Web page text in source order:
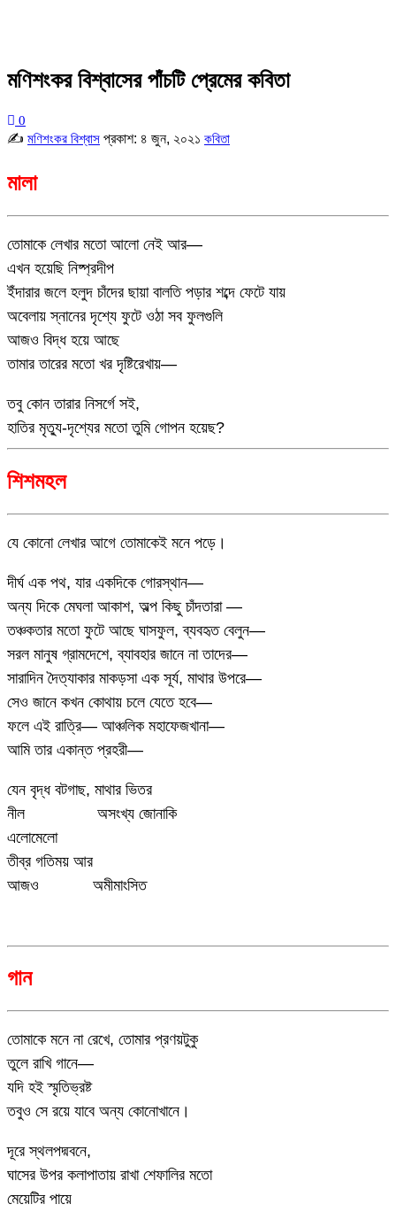
মণিশংকর বিশ্বাসের পাঁচটি প্রেমের কবিতা
0
✍ মণিশংকর বিশ্বাস প্রকাশ: ৪ জুন, ২০২১ কবিতা
মালা
তোমাকে লেখার মতো আলো নেই আর—
এখন হয়েছি নিষ্প্রদীপ
ইঁদারার জলে হলুদ চাঁদের ছায়া বালতি পড়ার শব্দে ফেটে যায়
অবেলায় স্নানের দৃশ্যে ফুটে ওঠা সব ফুলগুলি
আজও বিদ্ধ হয়ে আছে
তামার তারের মতো খর দৃষ্টিরেখায়—
তবু কোন তারার নিসর্গে সই,
হাতির মৃত্যু-দৃশ্যের মতো তুমি গোপন হয়েছ?
শিশমহল
যে কোনো লেখার আগে তোমাকেই মনে পড়ে।
দীর্ঘ এক পথ, যার একদিকে গোরস্থান—
অন্য দিকে মেঘলা আকাশ, অল্প কিছু চাঁদতারা —
তঞ্চকতার মতো ফুটে আছে ঘাসফুল, ব্যবহৃত বেলুন—
সরল মানুষ গ্রামদেশে, ব্যাবহার জানে না তাদের—
সারাদিন দৈত্যাকার মাকড়সা এক সূর্য, মাথার উপরে—
সেও জানে কখন কোথায় চলে যেতে হবে—
ফলে এই রাত্রি— আঞ্চলিক মহাফেজখানা—
আমি তার একান্ত প্রহরী—
যেন বৃদ্ধ বটগাছ, মাথার ভিতর
নীল
অসংখ্য জোনাকি
এলোমেলো
তীব্র গতিময় আর
আজও
অমীমাংসিত
গান
তোমাকে মনে না রেখে, তোমার প্রণয়টুকু
তুলে রাখি গানে—
যদি হই স্মৃতিভ্রষ্ট
তবুও সে রয়ে যাবে অন্য কোনোখানে।
দূরে স্থলপদ্মবনে,
ঘাসের উপর কলাপাতায় রাখা শেফালির মতো
মেয়েটির পায়ে